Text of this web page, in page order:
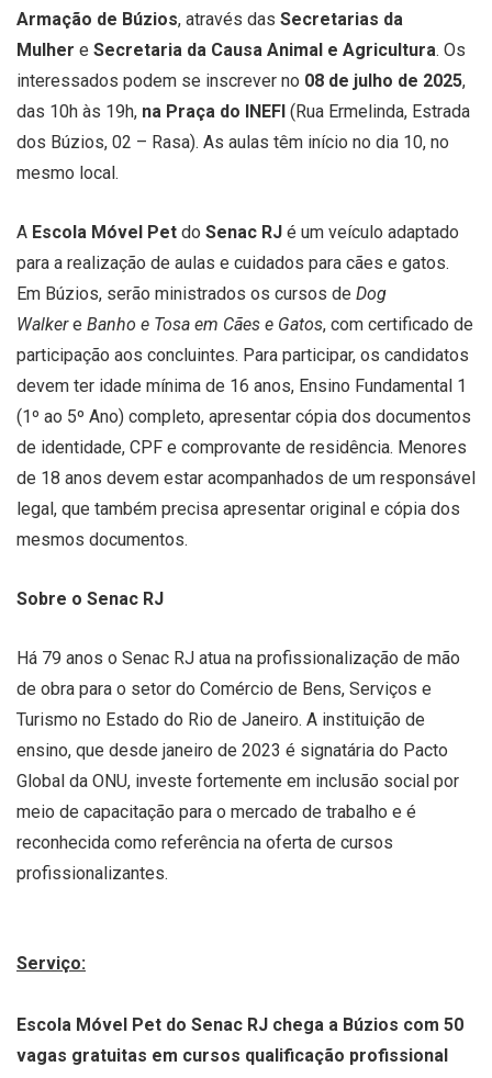
Armação de Búzios, através das Secretarias da
Mulher e Secretaria da Causa Animal e Agricultura. Os
interessados podem se inscrever no 08 de julho de 2025,
das 10h às 19h, na Praça do INEFI (Rua Ermelinda, Estrada
dos Búzios, 02 – Rasa). As aulas têm início no dia 10, no
mesmo local.
A Escola Móvel Pet do Senac RJ é um veículo adaptado
para a realização de aulas e cuidados para cães e gatos.
Em Búzios, serão ministrados os cursos de Dog
Walkere Banho e Tosa em Cães e Gatos, com certificado de
participação aos concluintes. Para participar, os candidatos
devem ter idade mínima de 16 anos, Ensino Fundamental 1
(1º ao 5º Ano) completo, apresentar cópia dos documentos
de identidade, CPF e comprovante de residência. Menores
de 18 anos devem estar acompanhados de um responsável
legal, que também precisa apresentar original e cópia dos
mesmos documentos.
Sobre o Senac RJ
Há 79 anos o Senac RJ atua na profissionalização de mão
de obra para o setor do Comércio de Bens, Serviços e
Turismo no Estado do Rio de Janeiro. A instituição de
ensino, que desde janeiro de 2023 é signatária do Pacto
Global da ONU, investe fortemente em inclusão social por
meio de capacitação para o mercado de trabalho e é
reconhecida como referência na oferta de cursos
profissionalizantes.
Serviço:
Escola Móvel Pet do Senac RJ chega a Búzios com 50
vagas gratuitas em cursos qualificação profissional